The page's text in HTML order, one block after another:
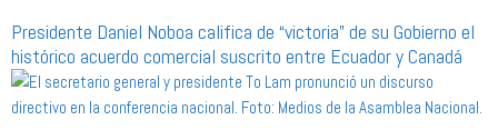
Presidente Daniel Noboa califica de “victoria” de su Gobierno el
histórico acuerdo comercial suscrito entre Ecuador y Canadá